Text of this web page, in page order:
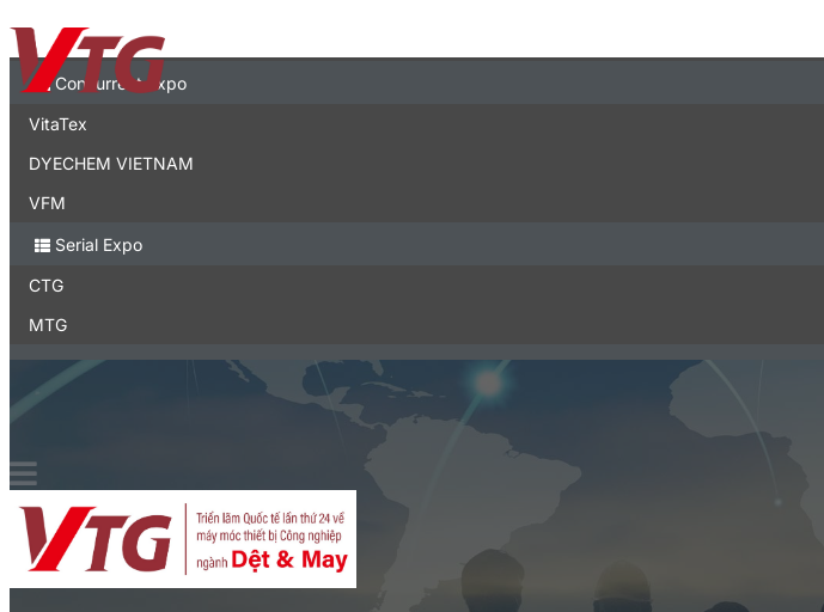
Expo
Concurrent Expo
VitaTex
DYECHEM VIETNAM
VFM
Serial Expo
CTG
MTG
Vietnam Expo
Triển lãm thương mại tại Việt Nam